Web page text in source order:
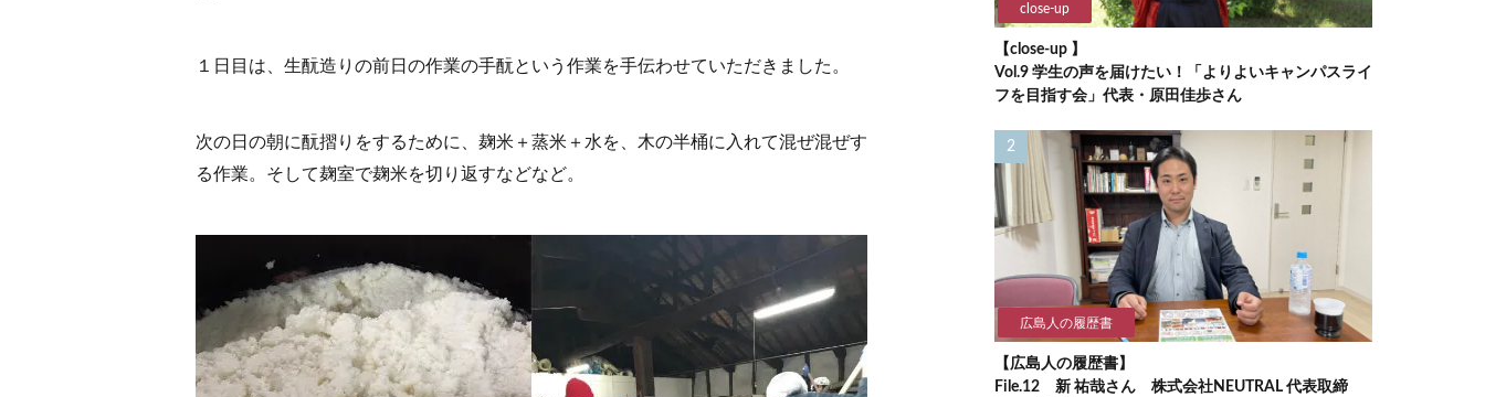
１日目は、生酛造りの前日の作業の手酛という作業を手伝わせていただきました。
次の日の朝に酛摺りをするために、麹米＋蒸米＋水を、木の半桶に入れて混ぜ混ぜす
る作業。そして麹室で麹米を切り返すなどなど。
close-up
【close-up 】
Vol.9 学生の声を届けたい！「よりよいキャンパスライ
フを目指す会」代表・原田佳歩さん
広島人の履歴書
【広島人の履歴書】
File.12 新 祐哉さん 株式会社NEUTRAL 代表取締